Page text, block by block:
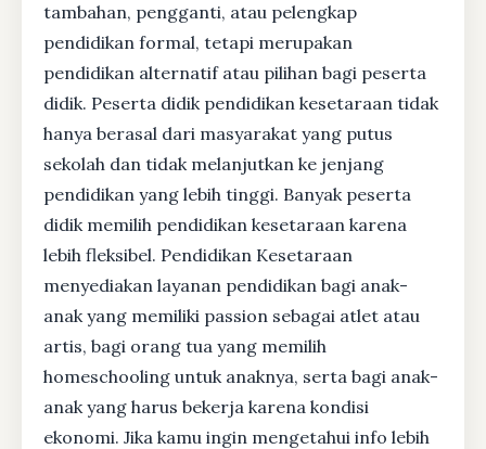
tambahan, pengganti, atau pelengkap
pendidikan formal, tetapi merupakan
pendidikan alternatif atau pilihan bagi peserta
didik. Peserta didik pendidikan kesetaraan tidak
hanya berasal dari masyarakat yang putus
sekolah dan tidak melanjutkan ke jenjang
pendidikan yang lebih tinggi. Banyak peserta
didik memilih pendidikan kesetaraan karena
lebih fleksibel. Pendidikan Kesetaraan
menyediakan layanan pendidikan bagi anak-
anak yang memiliki passion sebagai atlet atau
artis, bagi orang tua yang memilih
homeschooling untuk anaknya, serta bagi anak-
anak yang harus bekerja karena kondisi
ekonomi. Jika kamu ingin mengetahui info lebih